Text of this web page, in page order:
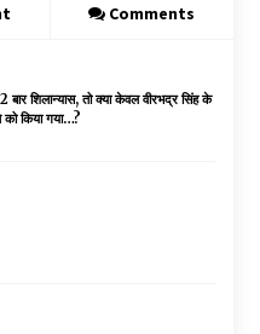
Comments
शिलान्यास, तो क्या केवल वीरभद्र सिंह के
को किया गया…?